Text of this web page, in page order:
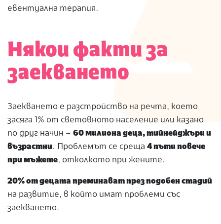
евентуална терапия.
Някои факти за
заекването
Заекването е разстройство на речта, което
засяга 1% от световното население или казано
по друг начин – 60 милиона деца, тийнейджъри и
възрастни. Проблемът се среща 4 пъти повече
при мъжете, отколкото при жените.
20% от децата преминават през подобен стадий
на развитие, в който имат проблеми със
заекването.